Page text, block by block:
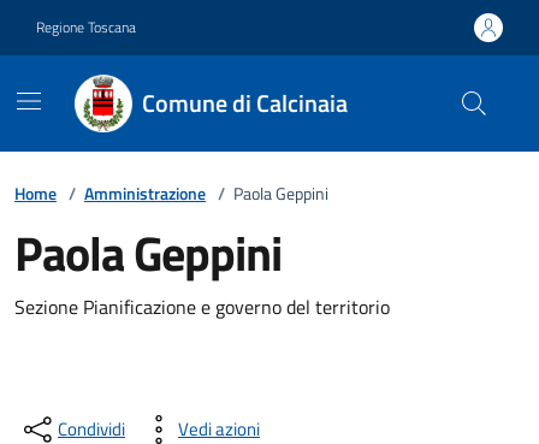
Regione Toscana
Comune di Calcinaia
Home / Amministrazione / Paola Geppini
Paola Geppini
Descrizione breve
Sezione Pianificazione e governo del territorio
Condividi Vedi azioni